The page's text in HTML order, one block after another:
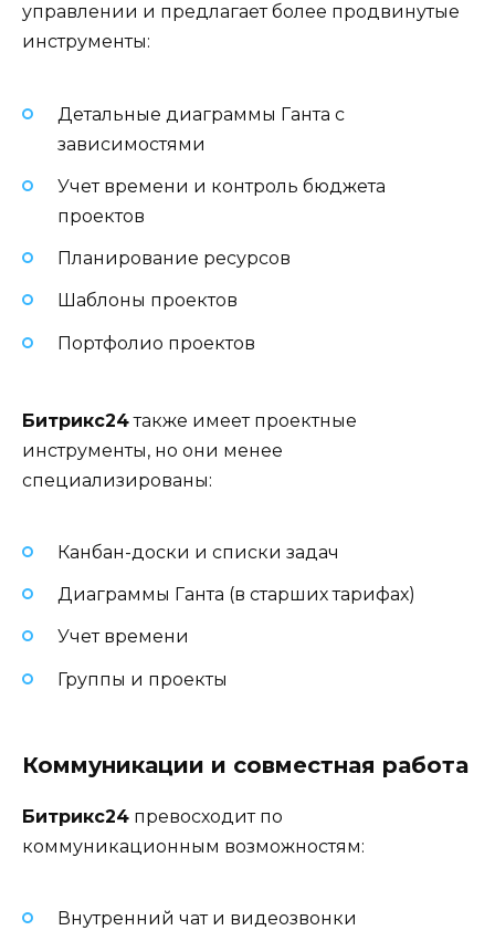
управлении и предлагает более продвинутые
инструменты:
Детальные диаграммы Ганта с
зависимостями
Учет времени и контроль бюджета
проектов
Планирование ресурсов
Шаблоны проектов
Портфолио проектов
Битрикс24также имеет проектные
инструменты, но они менее
специализированы:
Канбан-доски и списки задач
Диаграммы Ганта (в старших тарифах)
Учет времени
Группы и проекты
Коммуникации и совместная работа
Битрикс24 превосходит по
коммуникационным возможностям:
Внутренний чат и видеозвонки